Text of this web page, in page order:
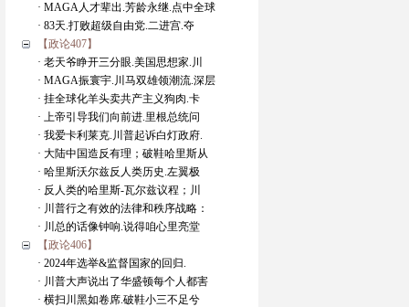
· MAGA人才辈出.芳龄永继.点中全球
· 83天.打败超级自由党.二进宫.夺
【政论407】
· 老天爷睁开三分眼.美国思想家.川
· MAGA振寰宇.川马双雄领潮流.深层
· 挂全球化羊头卖共产主义狗肉.卡
· 上帝引导我们向前进.里根总统问
· 我爱卡利莱克.川普起诉白灯政府.
· 大陆中国造反有理；破鞋哈里斯从
· 哈里斯沃尔兹反人类历史.左翼极
· 反人类的哈里斯-瓦尔兹议程；川
· 川普行之有效的法律和秩序战略：
· 川总的话像钟响.说得咱心里亮堂
【政论406】
· 2024年选举&监督国家的回归.
· 川普大声说出了华盛顿每个人都害
· 横扫川黑如卷席.破鞋小三不足兮